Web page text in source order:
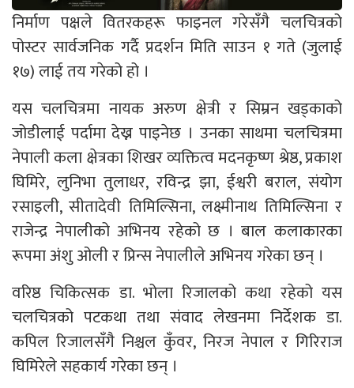
निर्माण पक्षले वितरकहरू फाइनल गरेसँगै चलचित्रको
पोस्टर सार्वजनिक गर्दै प्रदर्शन मिति साउन १ गते (जुलाई
१७) लाई तय गरेको हो ।
यस चलचित्रमा नायक अरुण क्षेत्री र सिम्रन खड्काको
जोडीलाई पर्दामा देख्न पाइनेछ । उनका साथमा चलचित्रमा
नेपाली कला क्षेत्रका शिखर व्यक्तित्व मदनकृष्ण श्रेष्ठ, प्रकाश
घिमिरे, लुनिभा तुलाधर, रविन्द्र झा, ईश्वरी बराल, संयोग
रसाइली, सीतादेवी तिमिल्सिना, लक्ष्मीनाथ तिमिल्सिना र
राजेन्द्र नेपालीको अभिनय रहेको छ । बाल कलाकारका
रूपमा अंशु ओली र प्रिन्स नेपालीले अभिनय गरेका छन् ।
वरिष्ठ चिकित्सक डा. भोला रिजालको कथा रहेको यस
चलचित्रको पटकथा तथा संवाद लेखनमा निर्देशक डा.
कपिल रिजालसँगै निश्चल कुँवर, निरज नेपाल र गिरिराज
घिमिरेले सहकार्य गरेका छन् ।